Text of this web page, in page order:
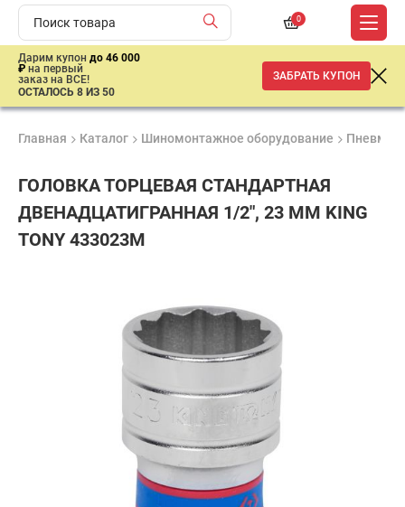
0
Дарим купон до 46 000
₽ на первый
заказ на ВСЕ!
ОСТАЛОСЬ 8 ИЗ 50
ЗАБРАТЬ КУПОН
Главная Каталог Шиномонтажное оборудование
ГОЛОВКА ТОРЦЕВАЯ СТАНДАРТНАЯ
ДВЕНАДЦАТИГРАННАЯ 1/2", 23 ММ KING
TONY 433023M
от 2 дней
Добавить в корзину